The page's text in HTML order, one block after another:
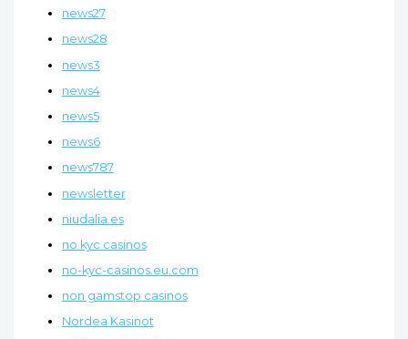
news27
news28
news3
news4
news5
news6
news787
newsletter
niudalia.es
no kyc casinos
no-kyc-casinos.eu.com
non gamstop casinos
Nordea Kasinot